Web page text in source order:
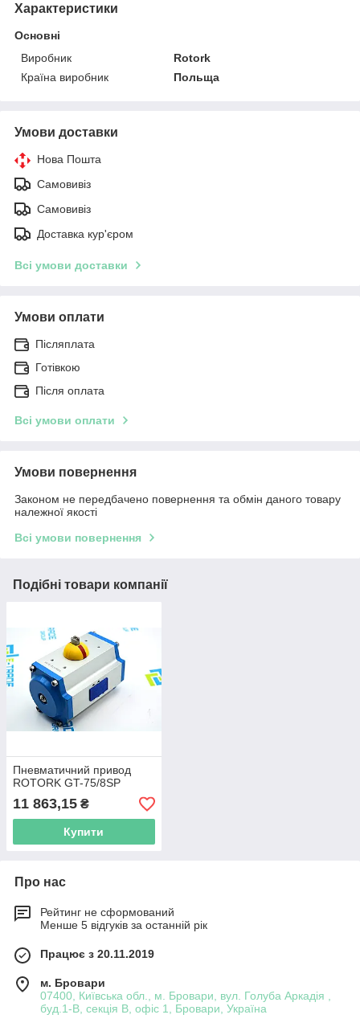
Характеристики
Основні
Виробник
Rotork
Країна виробник
Польща
Умови доставки
Нова Пошта
Самовивіз
Самовивіз
Доставка кур'єром
Всі умови доставки
Умови оплати
Післяплата
Готівкою
Після оплата
Всі умови оплати
Умови повернення
Законом не передбачено повернення та обмін даного товару
належної якості
Всі умови повернення
Подібні товари компанії
Пневматичний привод
ROTORK GT-75/8SP
11 863,15 ₴
Купити
Про нас
Рейтинг не сформований
Менше 5 відгуків за останній рік
Працює з 20.11.2019
м. Бровари
07400, Київська обл., м. Бровари, вул. Голуба Аркадія ,
буд.1-В, секція В, офіс 1, Бровари, Україна